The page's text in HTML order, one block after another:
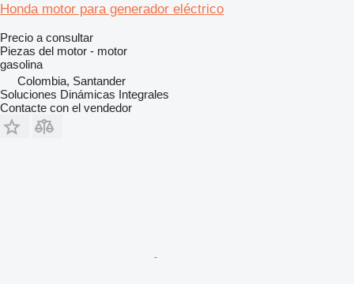
Honda motor para generador eléctrico
Precio a consultar
Piezas del motor - motor
gasolina
Colombia, Santander
Soluciones Dinámicas Integrales
Contacte con el vendedor